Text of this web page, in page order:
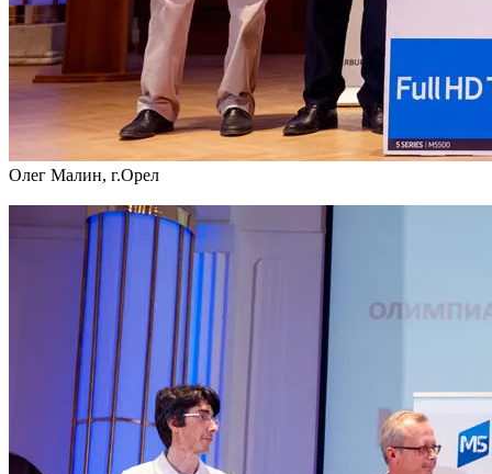
Олег Малин, г.Орел